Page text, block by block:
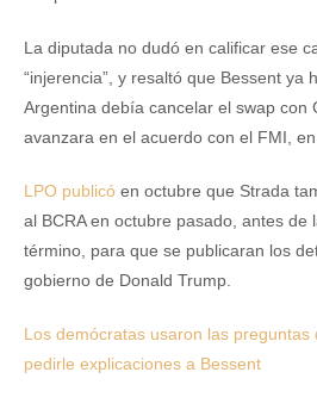
La diputada no dudó en calificar ese
“injerencia”, y resaltó que Bessent ya
Argentina debía cancelar el swap con
avanzara en el acuerdo con el FMI, en
LPO publicó en octubre que Strada
al BCRA en octubre pasado, antes de
término, para que se publicaran los
gobierno de Donald Trump.
Los demócratas usaron las preguntas
pedirle explicaciones a Bessent